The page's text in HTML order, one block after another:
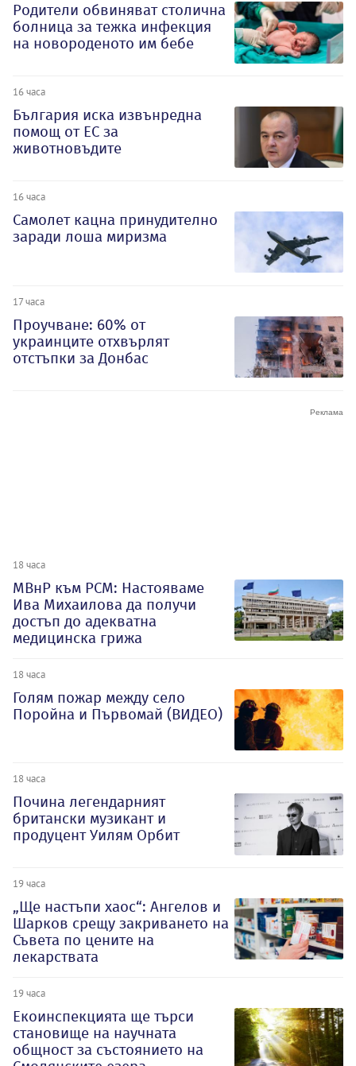
Родители обвиняват столична
болница за тежка инфекция
на новороденото им бебе
16 часа
България иска извънредна
помощ от ЕС за
животновъдите
16 часа
Самолет кацна принудително
заради лоша миризма
17 часа
Проучване: 60% от
украинците отхвърлят
отстъпки за Донбас
18 часа
МВнР към РСМ: Настояваме
Ива Михаилова да получи
достъп до адекватна
медицинска грижа
18 часа
Голям пожар между село
Поройна и Първомай (ВИДЕО)
18 часа
Почина легендарният
британски музикант и
продуцент Уилям Орбит
19 часа
„Ще настъпи хаос“: Ангелов и
Шарков срещу закриването на
Съвета по цените на
лекарствата
19 часа
Екоинспекцията ще търси
становище на научната
общност за състоянието на